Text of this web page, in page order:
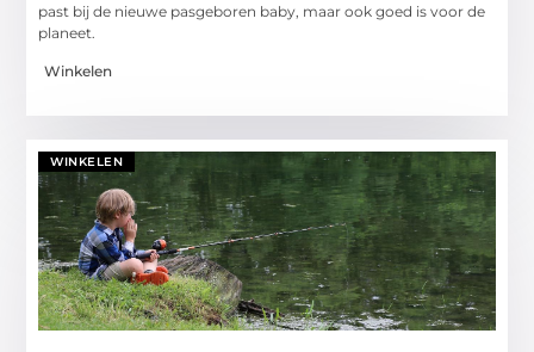
past bij de nieuwe pasgeboren baby, maar ook goed is voor de
planeet.
Winkelen
WINKELEN